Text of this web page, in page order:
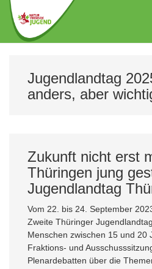
Zum
Hauptinhalt
springen
Jugendlandtag
anders, aber
Zukunft nicht erst
Thüringen jung
Jugendlandtag
Vom 22. bis 24. September
Zweite Thüringer
Menschen zwischen 15 und 20
Fraktions- und
Plenardebatten über die